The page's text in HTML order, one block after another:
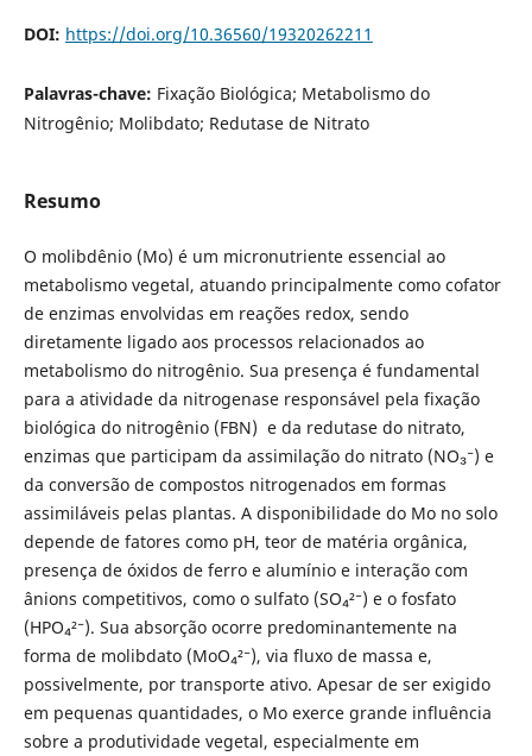
DOI: https://doi.org/10.36560/19320262211
Palavras-chave: Fixação Biológica; Metabolismo do
Nitrogênio; Molibdato; Redutase de Nitrato
Resumo
O molibdênio (Mo) é um micronutriente essencial ao
metabolismo vegetal, atuando principalmente como cofator
de enzimas envolvidas em reações redox, sendo
diretamente ligado aos processos relacionados ao
metabolismo do nitrogênio. Sua presença é fundamental
para a atividade da nitrogenase responsável pela fixação
biológica do nitrogênio (FBN) e da redutase do nitrato,
enzimas que participam da assimilação do nitrato (NO₃⁻) e
da conversão de compostos nitrogenados em formas
assimiláveis pelas plantas. A disponibilidade do Mo no solo
depende de fatores como pH, teor de matéria orgânica,
presença de óxidos de ferro e alumínio e interação com
ânions competitivos, como o sulfato (SO₄²⁻) e o fosfato
(HPO₄²⁻). Sua absorção ocorre predominantemente na
forma de molibdato (MoO₄²⁻), via fluxo de massa e,
possivelmente, por transporte ativo. Apesar de ser exigido
em pequenas quantidades, o Mo exerce grande influência
sobre a produtividade vegetal, especialmente em